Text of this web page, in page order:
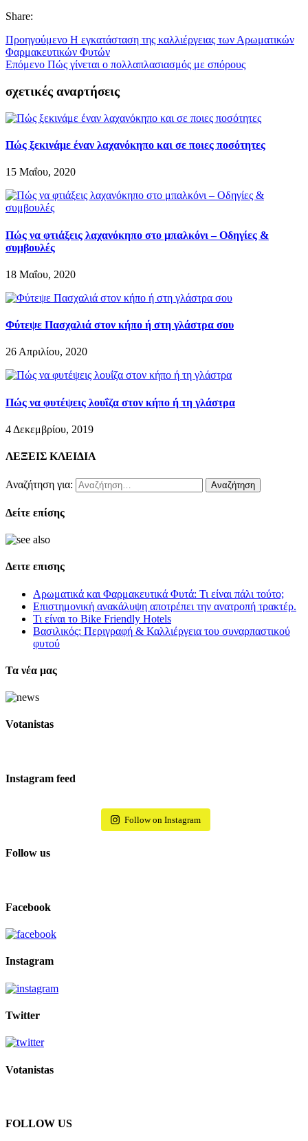
Share:
Προηγούμενο Η εγκατάσταση της καλλιέργειας των Αρωματικών
Φαρμακευτικών Φυτών
Επόμενο Πώς γίνεται ο πολλαπλασιασμός με σπόρους
σχετικές αναρτήσεις
Πώς ξεκινάμε έναν λαχανόκηπο και σε ποιες ποσότητες
15 Μαΐου, 2020
Πώς να φτιάξεις λαχανόκηπο στο μπαλκόνι – Οδηγίες &
συμβουλές
18 Μαΐου, 2020
Φύτεψε Πασχαλιά στον κήπο ή στη γλάστρα σου
26 Απριλίου, 2020
Πώς να φυτέψεις λουΐζα στον κήπο ή τη γλάστρα
4 Δεκεμβρίου, 2019
ΛΕΞΕΙΣ ΚΛΕΙΔΙΑ
Αναζήτηση για:
Δείτε επίσης
Δειτε επισης
Αρωματικά και Φαρμακευτικά Φυτά: Τι είναι πάλι τούτο;
Επιστημονική ανακάλυψη αποτρέπει την ανατροπή τρακτέρ.
Τι είναι το Bike Friendly Hotels
Βασιλικός: Περιγραφή & Καλλιέργεια του συναρπαστικού
φυτού
Τα νέα μας
Votanistas
Instagram feed
Follow on Instagram
Follow us
Facebook
Instagram
Twitter
Votanistas
FOLLOW US